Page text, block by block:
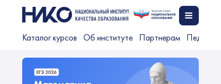
Каталог курсов Об институте Партнерам